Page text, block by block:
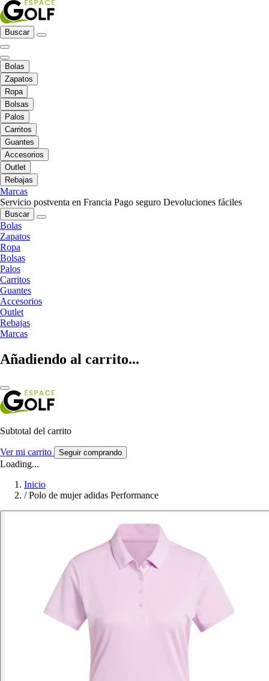
Buscar
Bolas
Zapatos
Ropa
Bolsas
Palos
Carritos
Guantes
Accesorios
Outlet
Rebajas
Marcas
Servicio postventa en Francia Pago seguro Devoluciones fáciles
Buscar
Bolas
Zapatos
Ropa
Bolsas
Palos
Carritos
Guantes
Accesorios
Outlet
Rebajas
Marcas
Añadiendo al carrito...
Subtotal del carrito
Ver mi carrito Seguir comprando
Loading...
Inicio
/ Polo de mujer adidas Performance